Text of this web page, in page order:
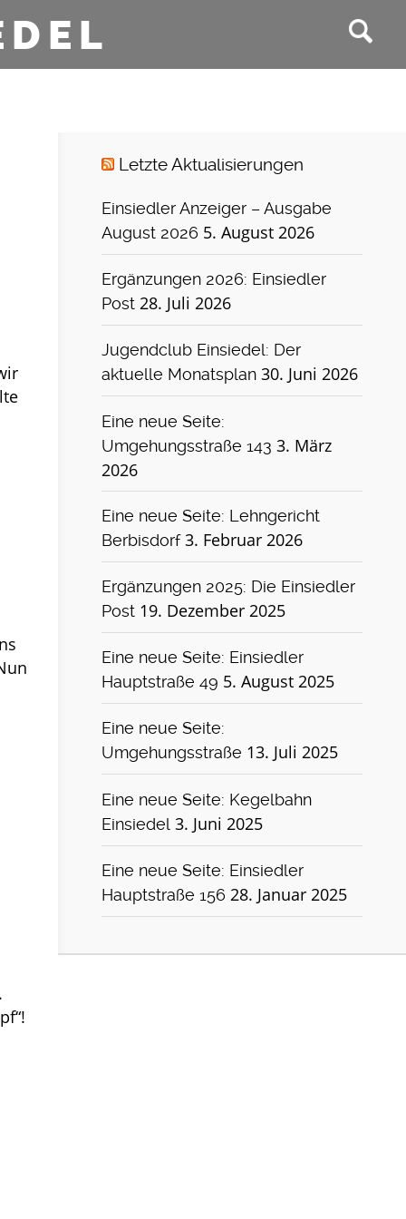
Letzte Aktualisierungen
Einsiedler Anzeiger – Ausgabe
August 2026 5. August 2026
Ergänzungen 2026: Einsiedler
Post 28. Juli 2026
Jugendclub Einsiedel: Der
aktuelle Monatsplan 30. Juni 2026
Eine neue Seite:
Umgehungsstraße 143 3. März
2026
Eine neue Seite: Lehngericht
Berbisdorf 3. Februar 2026
Ergänzungen 2025: Die Einsiedler
Post 19. Dezember 2025
Eine neue Seite: Einsiedler
Hauptstraße 49 5. August 2025
Eine neue Seite:
Umgehungsstraße 13. Juli 2025
Eine neue Seite: Kegelbahn
Einsiedel 3. Juni 2025
Eine neue Seite: Einsiedler
Hauptstraße 156 28. Januar 2025